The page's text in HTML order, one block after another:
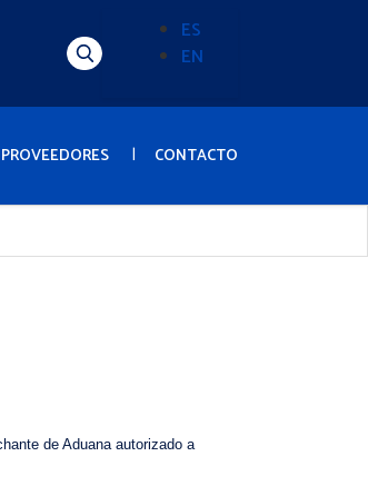
Alternador
(Content)
ES
EN
PROVEEDORES CONTACTO
de Aduana autorizado a